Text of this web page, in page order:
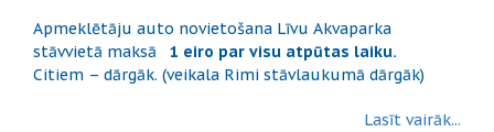
Apmeklētāju auto novietošana Līvu Akvaparka
stāvvietā maksā 1 eiro par visu atpūtas laiku.
Citiem – dārgāk. (veikala Rimi stāvlaukumā dārgāk)
Lasīt vairāk...